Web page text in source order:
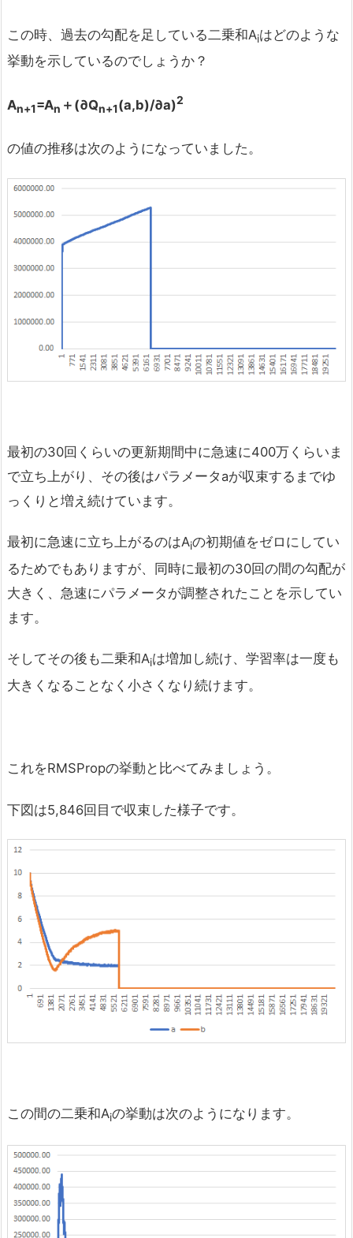
この時、過去の勾配を足している二乗和Aiはどのような
挙動を示しているのでしょうか？
An+1=An ＋(∂Qn+1(a,b)/∂a)2
の値の推移は次のようになっていました。
最初の30回くらいの更新期間中に急速に400万くらいま
で立ち上がり、その後はパラメータaが収束するまでゆ
っくりと増え続けています。
最初に急速に立ち上がるのはAiの初期値をゼロにしてい
るためでもありますが、同時に最初の30回の間の勾配が
大きく、急速にパラメータが調整されたことを示してい
ます。
そしてその後も二乗和Aiは増加し続け、学習率は一度も
大きくなることなく小さくなり続けます。
これをRMSPropの挙動と比べてみましょう。
下図は5,846回目で収束した様子です。
この間の二乗和Aiの挙動は次のようになります。